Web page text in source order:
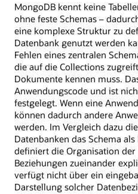
MongoDB kennt keine
ohne feste Schemas –
eine komplexe Struktur zu
Datenbank genutzt werden
Fehlen eines zentralen
die auf die Collections
Dokumente kennen muss.
Anwendungscode und ist
festgelegt. Wenn eine
können dadurch andere
werden. Im Vergleich dazu
Datenbanken das Schema
definiert die Organisation der
Beziehungen zueinander
verfügt nicht über ein
Darstellung solcher